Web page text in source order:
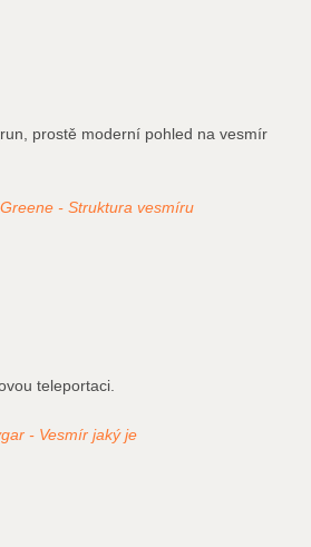
prostě moderní pohled na vesmír
- Struktura vesmíru
teleportaci.
- Vesmír jaký je